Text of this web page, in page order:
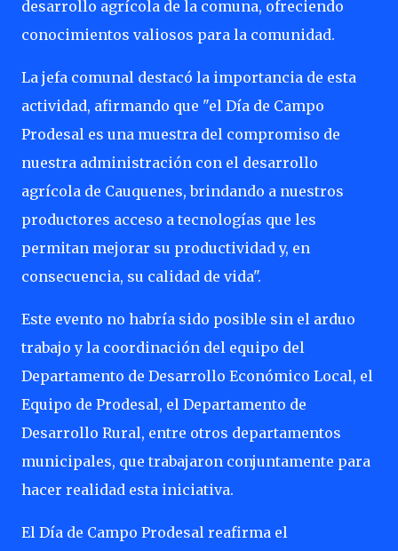
desarrollo agrícola de la comuna, ofreciendo
conocimientos valiosos para la comunidad.
La jefa comunal destacó la importancia de esta
actividad, afirmando que "el Día de Campo
Prodesal es una muestra del compromiso de
nuestra administración con el desarrollo
agrícola de Cauquenes, brindando a nuestros
productores acceso a tecnologías que les
permitan mejorar su productividad y, en
consecuencia, su calidad de vida".
Este evento no habría sido posible sin el arduo
trabajo y la coordinación del equipo del
Departamento de Desarrollo Económico Local, el
Equipo de Prodesal, el Departamento de
Desarrollo Rural, entre otros departamentos
municipales, que trabajaron conjuntamente para
hacer realidad esta iniciativa.
El Día de Campo Prodesal reafirma el